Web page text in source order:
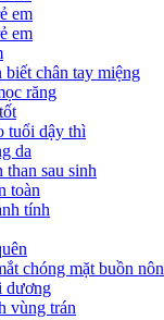
em
em
biết chân tay miệng
răng
tuổi dậy thì
da
than sau sinh
toàn
tính
chóng mặt buồn nôn
dương
vùng trán